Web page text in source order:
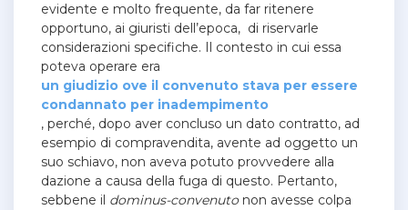
evidente e molto frequente, da far ritenere
opportuno, ai giuristi dell’epoca, di riservarle
considerazioni specifiche. Il contesto in cui essa
poteva operare era
un giudizio ove il convenuto stava per essere
condannato per inadempimento
, perché, dopo aver concluso un dato contratto, ad
esempio di compravendita, avente ad oggetto un
suo schiavo, non aveva potuto provvedere alla
dazione a causa della fuga di questo. Pertanto,
sebbene il dominus-convenuto non avesse colpa